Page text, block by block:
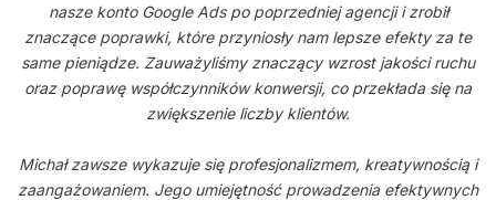
nasze konto Google Ads po poprzedniej agencji i zrobił
znaczące poprawki, które przyniosły nam lepsze efekty za te
same pieniądze. Zauważyliśmy znaczący wzrost jakości ruchu
oraz poprawę współczynników konwersji, co przekłada się na
zwiększenie liczby klientów.
Michał zawsze wykazuje się profesjonalizmem, kreatywnością i
zaangażowaniem. Jego umiejętność prowadzenia efektywnych